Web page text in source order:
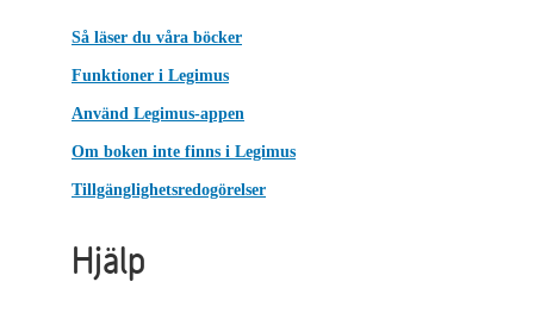
Så läser du våra böcker
Funktioner i Legimus
Använd Legimus-appen
Om boken inte finns i Legimus
Tillgänglighetsredogörelser
Hjälp